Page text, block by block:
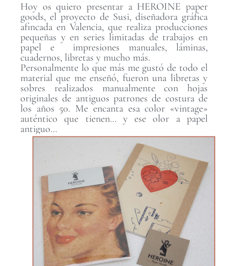
Hoy os quiero presentar a HEROINE paper
goods, el proyecto de Susi, diseñadora gráfica
afincada en Valencia, que realiza producciones
pequeñas y en series limitadas de trabajos en
papel e impresiones manuales, láminas,
cuadernos, libretas y mucho más.
Personalmente lo que más me gustó de todo el
material que me enseñó, fueron una libretas y
sobres realizados manualmente con hojas
originales de antiguos patrones de costura de
los años 50. Me encanta esa color «vintage»
auténtico que tienen… y ese olor a papel
antiguo…